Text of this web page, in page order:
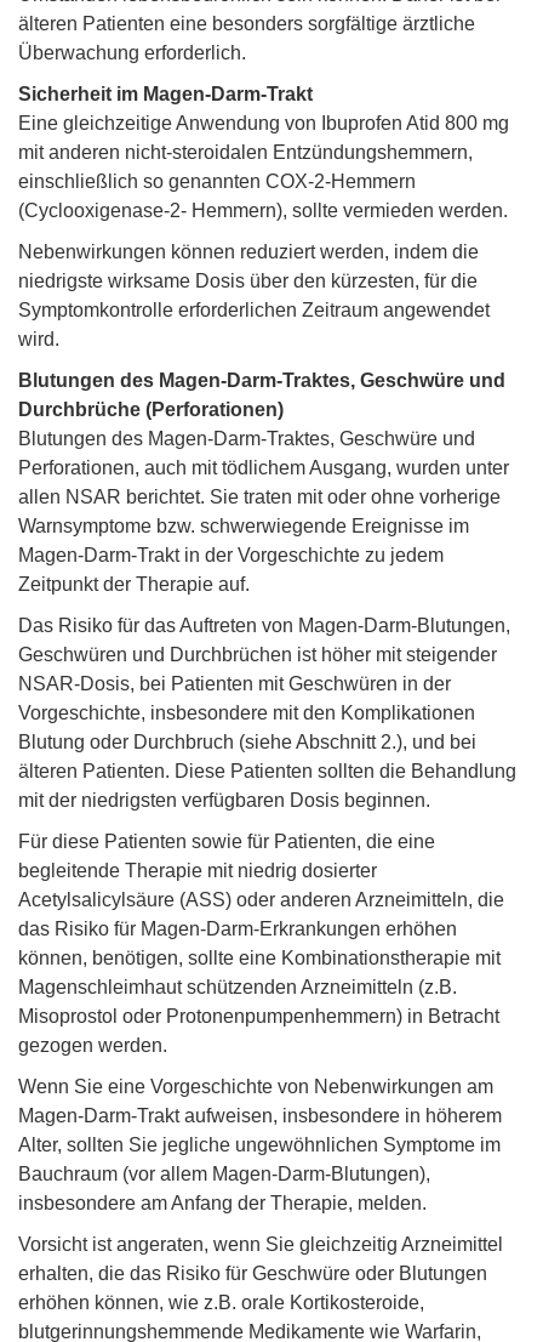
älteren Patienten eine besonders sorgfältige ärztliche
Überwachung erforderlich.
Sicherheit im Magen-Darm-Trakt
Eine gleichzeitige Anwendung von Ibuprofen Atid 800 mg
mit anderen nicht-steroidalen Entzündungshemmern,
einschließlich so genannten COX-2-Hemmern
(Cyclooxigenase-2- Hemmern), sollte vermieden werden.
Nebenwirkungen können reduziert werden, indem die
niedrigste wirksame Dosis über den kürzesten, für die
Symptomkontrolle erforderlichen Zeitraum angewendet
wird.
Blutungen des Magen-Darm-Traktes, Geschwüre und
Durchbrüche (Perforationen)
Blutungen des Magen-Darm-Traktes, Geschwüre und
Perforationen, auch mit tödlichem Ausgang, wurden unter
allen NSAR berichtet. Sie traten mit oder ohne vorherige
Warnsymptome bzw. schwerwiegende Ereignisse im
Magen-Darm-Trakt in der Vorgeschichte zu jedem
Zeitpunkt der Therapie auf.
Das Risiko für das Auftreten von Magen-Darm-Blutungen,
Geschwüren und Durchbrüchen ist höher mit steigender
NSAR-Dosis, bei Patienten mit Geschwüren in der
Vorgeschichte, insbesondere mit den Komplikationen
Blutung oder Durchbruch (siehe Abschnitt 2.), und bei
älteren Patienten. Diese Patienten sollten die Behandlung
mit der niedrigsten verfügbaren Dosis beginnen.
Für diese Patienten sowie für Patienten, die eine
begleitende Therapie mit niedrig dosierter
Acetylsalicylsäure (ASS) oder anderen Arzneimitteln, die
das Risiko für Magen-Darm-Erkrankungen erhöhen
können, benötigen, sollte eine Kombinationstherapie mit
Magenschleimhaut schützenden Arzneimitteln (z.B.
Misoprostol oder Protonenpumpenhemmern) in Betracht
gezogen werden.
Wenn Sie eine Vorgeschichte von Nebenwirkungen am
Magen-Darm-Trakt aufweisen, insbesondere in höherem
Alter, sollten Sie jegliche ungewöhnlichen Symptome im
Bauchraum (vor allem Magen-Darm-Blutungen),
insbesondere am Anfang der Therapie, melden.
Vorsicht ist angeraten, wenn Sie gleichzeitig Arzneimittel
erhalten, die das Risiko für Geschwüre oder Blutungen
erhöhen können, wie z.B. orale Kortikosteroide,
blutgerinnungshemmende Medikamente wie Warfarin,